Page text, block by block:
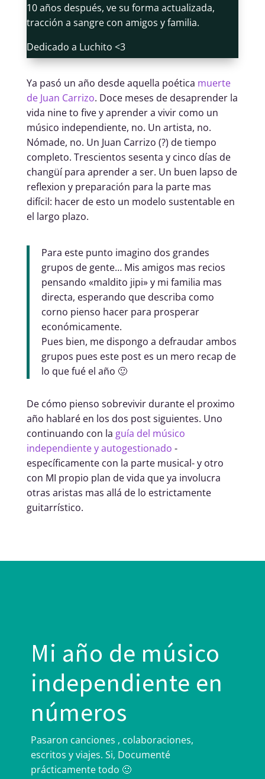
10 años después, ve su forma actualizada,
tracción a sangre con amigos y familia.
Dedicado a Luchito <3
Ya pasó un año desde aquella poética muerte
de Juan Carrizo. Doce meses de desaprender la
vida nine to five y aprender a vivir como un
músico independiente, no. Un artista, no.
Nómade, no. Un Juan Carrizo (?) de tiempo
completo. Trescientos sesenta y cinco días de
changüí para aprender a ser. Un buen lapso de
reflexion y preparación para la parte mas
difícil: hacer de esto un modelo sustentable en
el largo plazo.
Para este punto imagino dos grandes
grupos de gente… Mis amigos mas recios
pensando «maldito jipi» y mi familia mas
directa, esperando que describa como
corno pienso hacer para prosperar
económicamente.
Pues bien, me dispongo a defraudar ambos
grupos pues este post es un mero recap de
lo que fué el año 🙂
De cómo pienso sobrevivir durante el proximo
año hablaré en los dos post siguientes. Uno
continuando con la guía del músico
independiente y autogestionado -
específicamente con la parte musical- y otro
con MI propio plan de vida que ya involucra
otras aristas mas allá de lo estrictamente
guitarrístico.
Mi año de músico
independiente en
números
Pasaron canciones , colaboraciones,
escritos y viajes. Si, Documenté
prácticamente todo 🙂